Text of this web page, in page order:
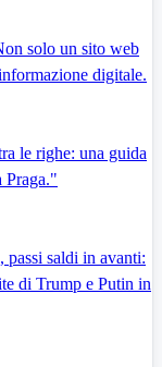
solo un sito web
digitale.
le righe: una guida
Praga."
passi saldi in avanti:
di Trump e Putin in